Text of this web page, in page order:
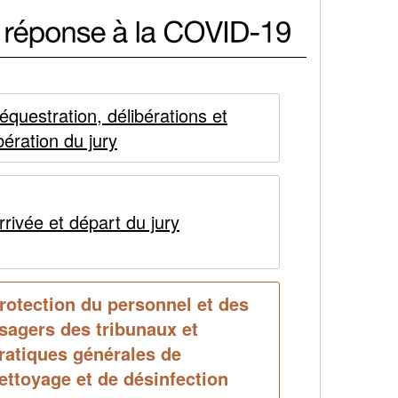
délibérations et
du jury
et départ du jury
du personnel et des
des tribunaux et
générales de
et de désinfection